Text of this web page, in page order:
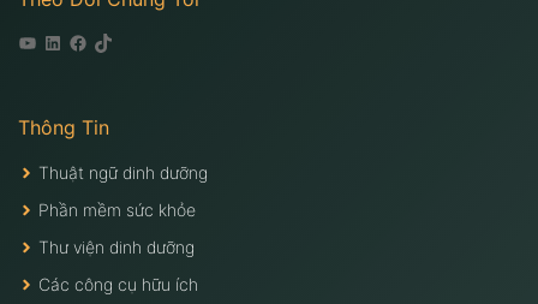
Youtube
Linkedin
Facebook
Tiktok
Thông Tin
Thuật ngữ dinh dưỡng
Phần mềm sức khỏe
Thư viện dinh dưỡng
Các công cụ hữu ích